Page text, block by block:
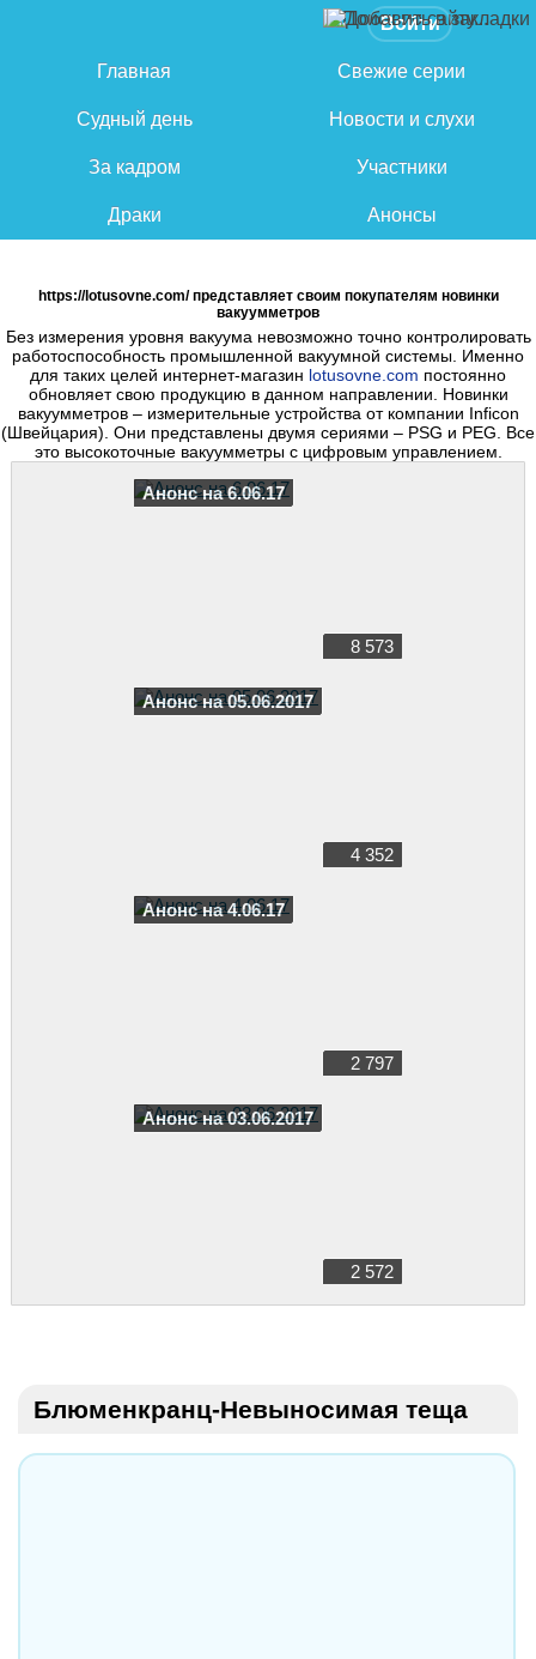
Войти
Главная Свежие серии
Судный день Новости и слухи
За кадром Участники
Драки Анонсы
https://lotusovne.com/ представляет своим покупателям новинки
вакуумметров
Без измерения уровня вакуума невозможно точно контролировать
работоспособность промышленной вакуумной системы. Именно
для таких целей интернет-магазин lotusovne.com постоянно
обновляет свою продукцию в данном направлении. Новинки
вакуумметров – измерительные устройства от компании Inficon
(Швейцария). Они представлены двумя сериями – PSG и PEG. Все
это высокоточные вакуумметры с цифровым управлением.
Анонс на 6.06.17
8 573
Анонс на 05.06.2017
4 352
Анонс на 4.06.17
2 797
Анонс на 03.06.2017
2 572
Блюменкранц-Невыносимая теща